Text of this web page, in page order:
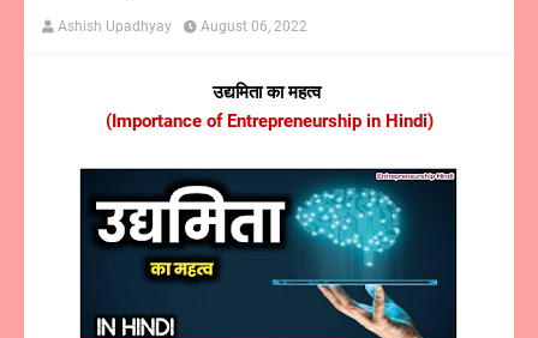
Ashish Upadhyay August 06, 2022
उद्यमिता का महत्व
(Importance of Entrepreneurship in Hindi)